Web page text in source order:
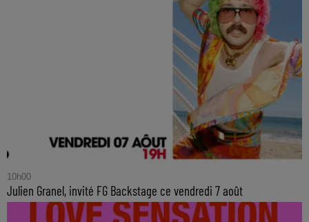
10h00
Julien Granel, invité FG Backstage ce vendredi 7 août